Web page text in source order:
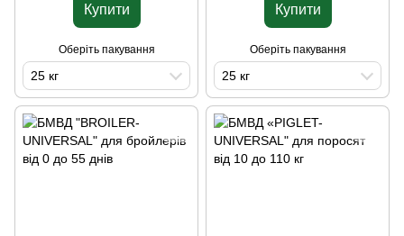
Купити
Оберіть пакування
25 кг
Купити
Оберіть пакування
25 кг